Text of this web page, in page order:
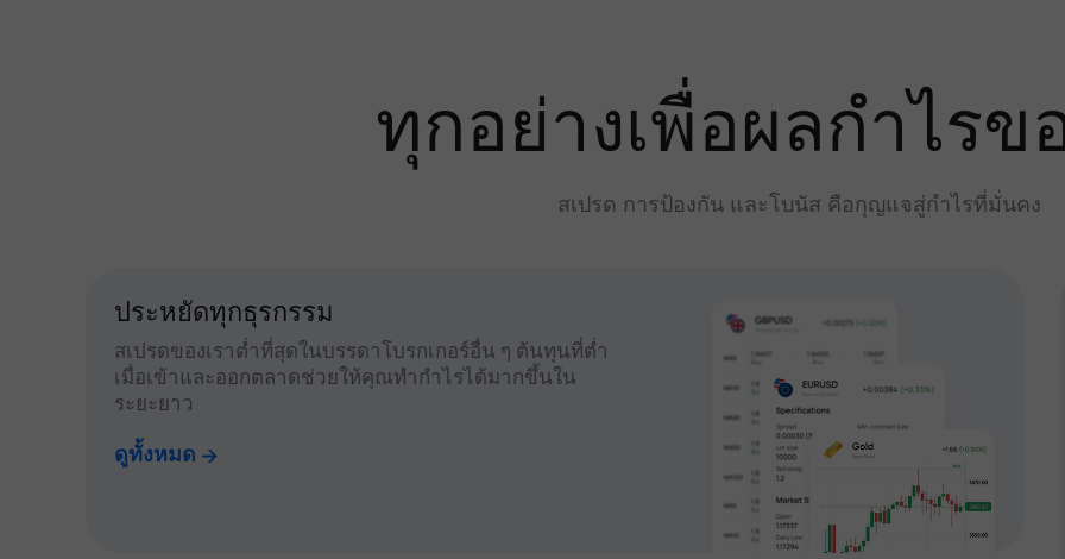
ทุกอย่างเพื่อผลกำไร
สเปรด การป้องกัน และโบนัส คือกุญแจสู่กำไรที่มั่นคง
ประหยัดทุกธุรกรรม
สเปรดของเราต่ำที่สุดในบรรดาโบรกเกอร์อื่น ๆ ต้นทุนที่ต่ำ
เมื่อเข้าและออกตลาดช่วยให้คุณทำกำไรได้มากขึ้นใน
ระยะยาว
ดูทั้งหมด